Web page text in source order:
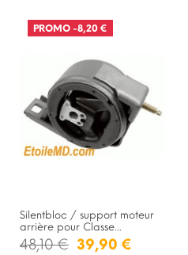
PROMO -8,20 €
Silentbloc / support moteur
arrière pour Classe...
48,10 € 39,90 €